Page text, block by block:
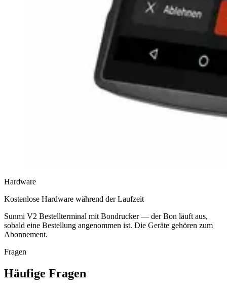
Hardware
Kostenlose Hardware während der Laufzeit
Sunmi V2 Bestellterminal mit Bondrucker — der Bon läuft aus,
sobald eine Bestellung angenommen ist. Die Geräte gehören zum
Abonnement.
Fragen
Häufige Fragen